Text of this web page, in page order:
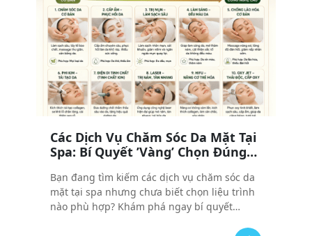
Các Dịch Vụ Chăm Sóc Da Mặt Tại
Spa: Bí Quyết ’Vàng’ Chọn Đúng
Bạn đang tìm kiếm các dịch vụ chăm sóc da
mặt tại spa nhưng chưa biết chọn liệu trình
nào phù hợp? Khám phá ngay bí quyết